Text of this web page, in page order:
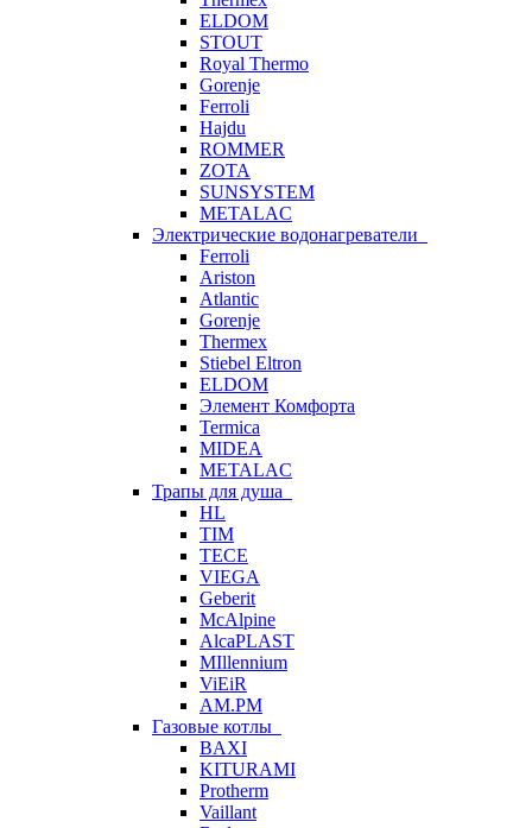
ELDOM
STOUT
Royal Thermo
Gorenje
Ferroli
Hajdu
ROMMER
ZOTA
SUNSYSTEM
METALAC
Электрические водонагреватели
Ferroli
Ariston
Atlantic
Gorenje
Thermex
Stiebel Eltron
ELDOM
Элемент Комфорта
Termica
MIDEA
METALAC
Трапы для душа
HL
TIM
TECE
VIEGA
Geberit
McAlpine
AlcaPLAST
MIllennium
ViEiR
AM.PM
Газовые котлы
BAXI
KITURAMI
Protherm
Vaillant